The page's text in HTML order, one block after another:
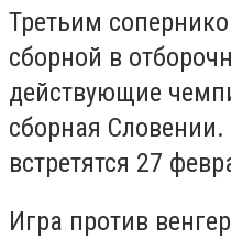
Третьим
сборной в
действующие
сборная
встретятся 27
Игра против